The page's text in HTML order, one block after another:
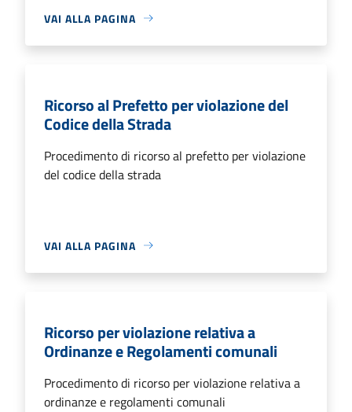
VAI ALLA PAGINA
Ricorso al Prefetto per violazione del
Codice della Strada
Procedimento di ricorso al prefetto per violazione
del codice della strada
VAI ALLA PAGINA
Ricorso per violazione relativa a
Ordinanze e Regolamenti comunali
Procedimento di ricorso per violazione relativa a
ordinanze e regolamenti comunali